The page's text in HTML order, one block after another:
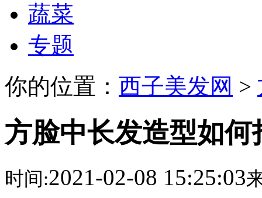
蔬菜
专题
你的位置： 西子美发网 >
方脸中长发造型如何
时间:2021-02-08 15:25:03